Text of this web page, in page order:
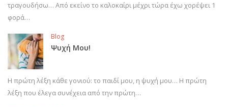
τραγουδήσω… Από εκείνο το καλοκαίρι μέχρι τώρα έχω χορέψει 1
φορά…
Blog
Ψυχή Μου!
Η πρώτη λέξη κάθε γονιού: το παιδί μου, η ψυχή μου… Η πρώτη
λέξη που έλεγα συνέχεια από την πρώτη…